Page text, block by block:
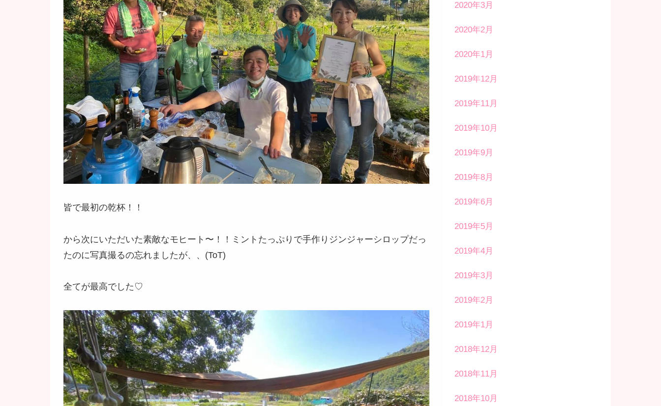
皆で最初の乾杯！！
から次にいただいた素敵なモヒート〜！！ミントたっぷりで手作りジンジャーシロップだっ
たのに写真撮るの忘れましたが、、(ToT)
全てが最高でした♡
2020年3月
2020年2月
2020年1月
2019年12月
2019年11月
2019年10月
2019年9月
2019年8月
2019年6月
2019年5月
2019年4月
2019年3月
2019年2月
2019年1月
2018年12月
2018年11月
2018年10月